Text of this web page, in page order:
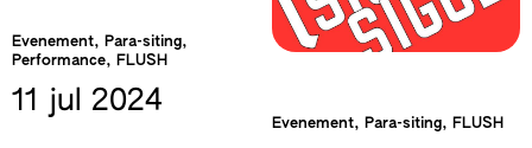
Evenement, Para-siting,
Performance, FLUSH
11 jul 2024
Evenement, Para-siting, FLUSH